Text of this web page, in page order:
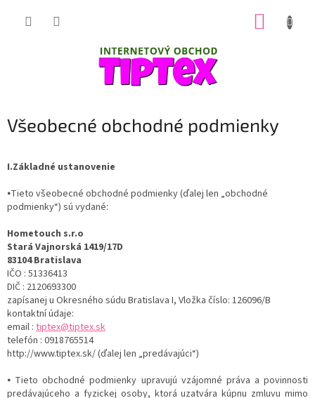
Všeobecné obchodné podmienky
I.Základné ustanovenie
⦁Tieto všeobecné obchodné podmienky (ďalej len „obchodné
podmienky“) sú vydané:
Hometouch s.r.o
Stará Vajnorská 1419/17D
83104 Bratislava
IČO : 51336413
DIČ : 2120693300
zapísanej u Okresného súdu Bratislava I, Vložka číslo: 126096/B
kontaktní údaje:
email : tiptex@tiptex.sk
telefón : 0918765514
http://www.tiptex.sk/ (ďalej len „predávajúci“)
⦁ Tieto obchodné podmienky upravujú vzájomné práva a povinnosti
predávajúceho a fyzickej osoby, ktorá uzatvára kúpnu zmluvu mimo